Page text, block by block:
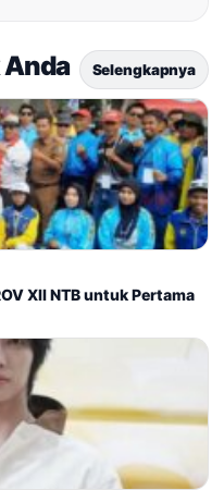
Selengkapnya
XII NTB untuk Pertama